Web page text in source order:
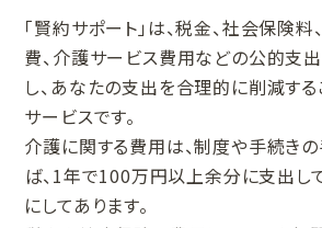
「賢約サポート」は、税金、社会保険
費、介護サービス費用などの公的支
し、あなたの支出を合理的に削減す
サービスです。
介護に関する費用は、制度や手続き
ば、1年で100万円以上余分に支出し
にしてあります。